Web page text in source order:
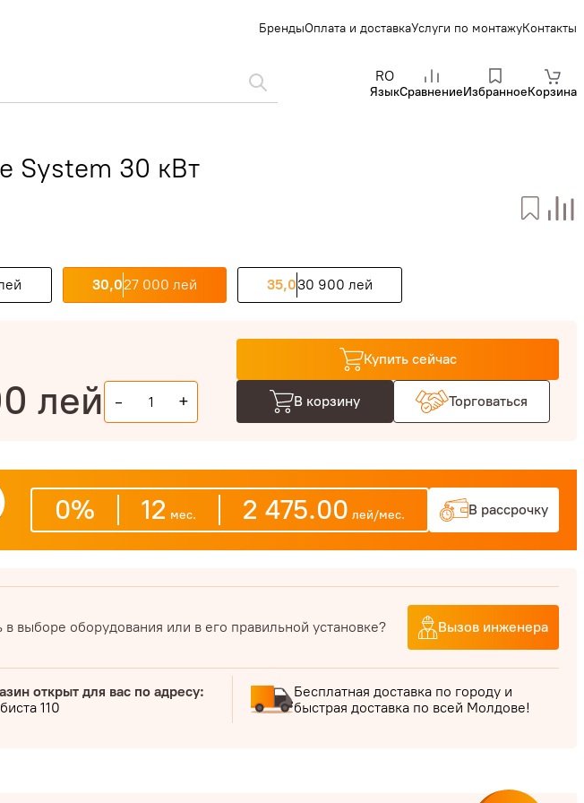
БрендыОплата и доставкаУслуги по монтажуКонтакты
RO
ЯзыкСравнениеИзбранноеКорзина
System 30 кВт
30,027 000 лей 35,030 900 лей
лей - +
Купить сейчас
В корзину Торговаться
0% 12 мес. 2 475.00 лей/мес. В рассрочку
в выборе оборудования или в его правильной установке? Вызов инженера
открыт для вас по адресу:
110
Бесплатная доставка по городу и
быстрая доставка по всей Молдове!